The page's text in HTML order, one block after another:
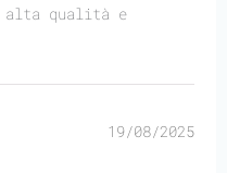
qualità e
19/08/2025